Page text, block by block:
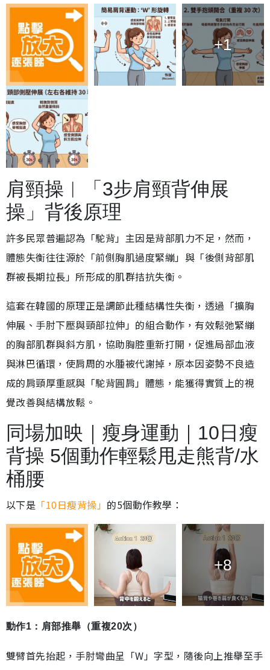
+1
肩頸操︱「3步肩頸背伸展
操」背後原理
許多民眾普遍認為「駝背」主因是背部肌力不足，然而，
體態失衡往往源於「前側胸肌過度緊繃」與「後側背部肌
群被長期拉長」所形成的肌群拮抗失衡。
這套在韓國的原理正是調節此種結構性失衡，透過「擴胸
伸展、手肘下壓與頸部拉伸」的組合動作，有效鬆弛緊繃
的胸部肌群與斜方肌，協助胸腔重新打開，促進局部血液
與淋巴循環，使肩周的水腫被代謝掉，原本因姿勢不良造
成的肩頸厚重感與「駝背圓肩」體態，能獲得實質上的視
覺改善與結構放鬆。
同場加映｜瘦身運動｜10日瘦
背操 5個動作輕鬆甩走熊背/水
桶腰
以下是 「10日瘦背操」 的5個動作教學：
+8
動作1：肩部推舉（重複20次）
雙臂首先抬起，手肘彎曲呈「W」字型，隨後向上推舉至手